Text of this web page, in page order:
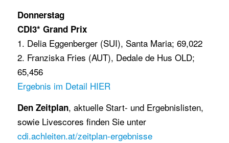
Donnerstag
CDI3* Grand Prix
1. Delia Eggenberger (SUI), Santa Maria; 69,022
2. Franziska Fries (AUT), Dedale de Hus OLD;
65,456
Ergebnis im Detail HIER
Den Zeitplan, aktuelle Start- und Ergebnislisten,
sowie Livescores finden Sie unter
cdi.achleiten.at/zeitplan-ergebnisse